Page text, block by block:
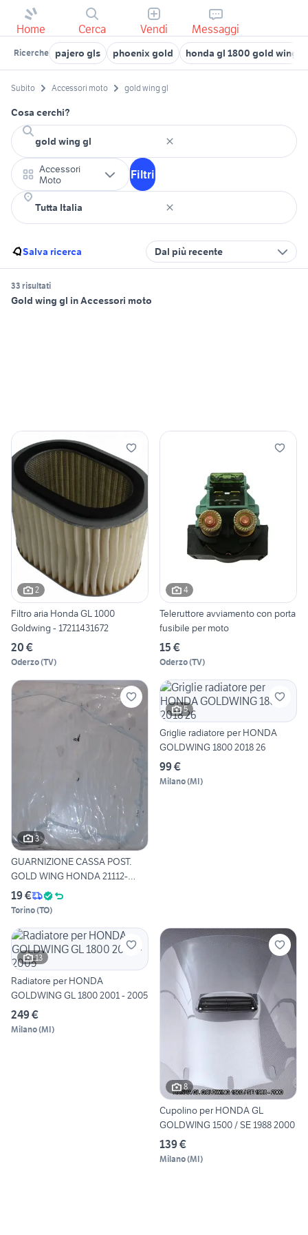
Home Cerca Vendi Messaggi
Ricerche pajero gls phoenix gold honda gl 1800 gold wing
Subito Accessori moto gold wing gl
Cosa cerchi?
Accessori
Moto
Filtri
Salva ricerca Dal più recente
33 risultati
Gold wing gl in Accessori moto
2
Filtro aria Honda GL 1000
Goldwing - 17211431672
20 €
Oderzo(TV)
4
Teleruttore avviamento con porta
fusibile per moto
15 €
Oderzo(TV)
3
GUARNIZIONE CASSA POST.
GOLD WING HONDA 21112-
mn5-
19 €
Torino(TO)
5
Griglie radiatore per HONDA
GOLDWING 1800 2018 26
99 €
Milano(MI)
13
Radiatore per HONDA
GOLDWING GL 1800 2001 - 2005
249 €
Milano(MI)
8
Cupolino per HONDA GL
GOLDWING 1500 / SE 1988 2000
139 €
Milano(MI)